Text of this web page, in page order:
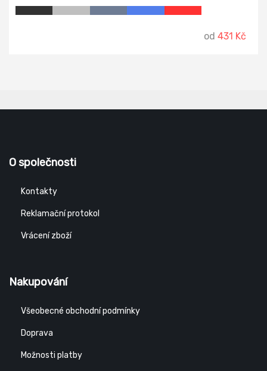
od 431 Kč
O společnosti
Kontakty
Reklamační protokol
Vrácení zboží
Nakupování
Všeobecné obchodní podmínky
Doprava
Možnosti platby